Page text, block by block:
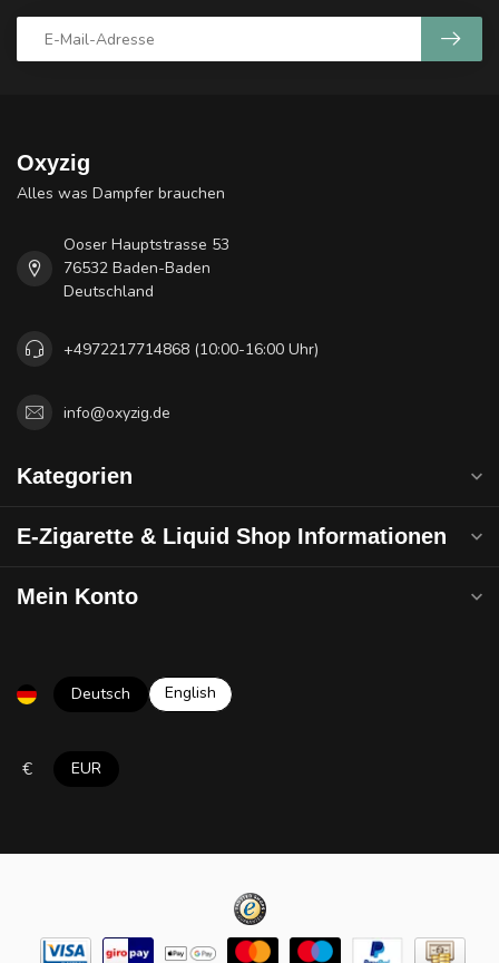
Oxyzig
Alles was Dampfer brauchen
Ooser Hauptstrasse 53
76532 Baden-Baden
Deutschland
+4972217714868 (10:00-16:00 Uhr)
info@oxyzig.de
Kategorien
E-Zigarette & Liquid Shop Informationen
Mein Konto
Deutsch English
€ EUR